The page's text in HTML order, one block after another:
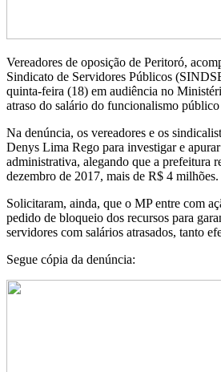
Vereadores de oposição de Peritoró,
Sindicato de Servidores Públicos
quinta-feira (18) em audiência no
atraso do salário do funcionalismo
Na denúncia, os vereadores e os
Denys Lima Rego para investigar e
administrativa, alegando que a prefeitura
dezembro de 2017, mais de R$ 4 milhões.
Solicitaram, ainda, que o MP entre com
pedido de bloqueio dos recursos para
servidores com salários atrasados, tanto
Segue cópia da denúncia: